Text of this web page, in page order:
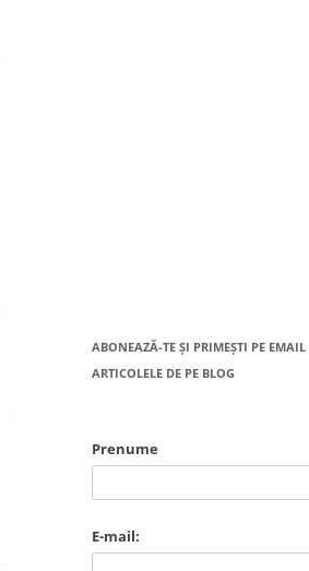
ABONEAZĂ-TE ȘI PRIMEȘTI PE EMAIL
ARTICOLELE DE PE BLOG
Prenume
E-mail: